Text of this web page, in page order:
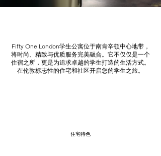
Fifty One London学生公寓位于南肯辛顿中心地带，
将时尚、精致与优质服务完美融合。它不仅仅是一个
住宿之所，更是为追求卓越的学生打造的生活方式。
在伦敦标志性的住宅和社区开启您的学生之旅。
住宅特色